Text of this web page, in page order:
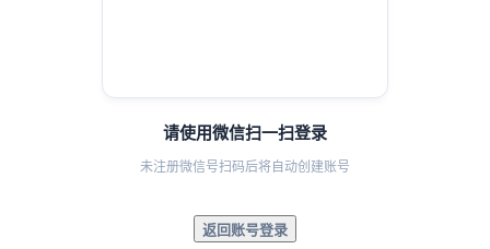
请使用微信扫一扫登录
未注册微信号扫码后将自动创建账号
返回账号登录